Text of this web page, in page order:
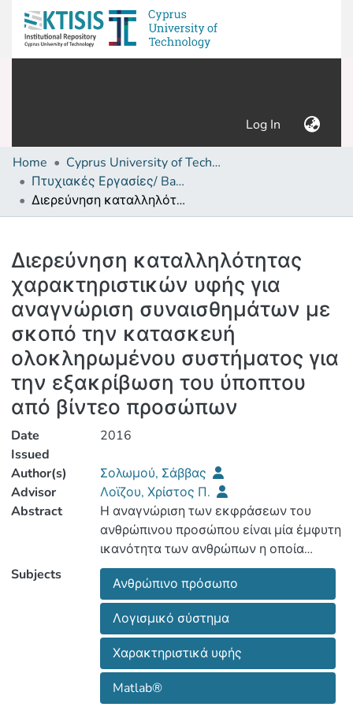
Log In (current)
Home
Cyprus University of Technology (Research Output)
Πτυχιακές Εργασίες/ Bachelor's Degree Theses
Διερεύνηση καταλληλότητας χαρακτηριστικών υφής για αναγνώριση συναισθημάτων με σκοπό την κατασκευή ολοκληρωμένου συστήματος για την εξακρίβωση του ύποπτου από βίντεο προσώπων
Διερεύνηση καταλληλότητας
χαρακτηριστικών υφής για
αναγνώριση συναισθημάτων με
σκοπό την κατασκευή
ολοκληρωμένου συστήματος για
την εξακρίβωση του ύποπτου
από βίντεο προσώπων
Date
Issued
2016
Author(s)
Σολωμού, Σάββας
Advisor
Λοϊζου, Χρίστος Π.
Abstract
Η αναγνώριση των εκφράσεων του
ανθρώπινου προσώπου είναι μία έμφυτη
ικανότητα των ανθρώπων η οποία
αναπτύσσεται από πολύ νωρίς. Μία
τέτοια ικανότητα είναι χρήσιμη και
απαραίτητη να κατέχετε από τα
υπολογιστικά συστήματα. Μέσω των
εκφράσεων του προσώπου μπορούν να
εξαχθούν πολύτιμα συμπεράσματα για
τη συναισθηματική κατάσταση του
προσώπου προς παρακολούθηση τα
Subjects
Ανθρώπινο πρόσωπο
Λογισμικό σύστημα
Χαρακτηριστικά υφής
Matlab®